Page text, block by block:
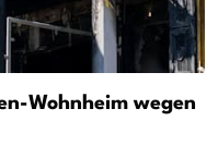
Wohnheim wegen